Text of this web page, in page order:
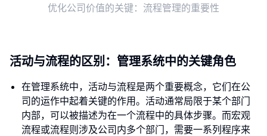
优化公司价值的关键：流程管理的重要性
活动与流程的区别：管理系统中的关键角色
在管理系统中，活动与流程是两个重要概念，它们在公
司的运作中起着关键的作用。活动通常局限于某个部门
内部，可以被描述为在一个流程中的具体步骤。而宏观
流程或流程则涉及公司内多个部门，需要一系列程序来